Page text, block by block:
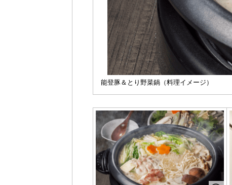
能登豚＆とり野菜鍋（料理イメージ）